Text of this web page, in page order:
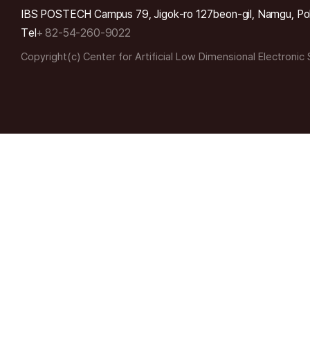
IBS POSTECH Campus 79, Jigok-ro 127beon-gil, Namgu,
Tel+ 82-54-260-9022
Copyright(c) Center for Artificial Low Dimensional Electronic